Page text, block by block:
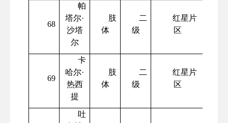
68
帕
塔尔·
沙塔
尔
肢
体
二
级
红星片
区
69
卡
哈尔·
热西
提
肢
体
二
级
红星片
区
吐